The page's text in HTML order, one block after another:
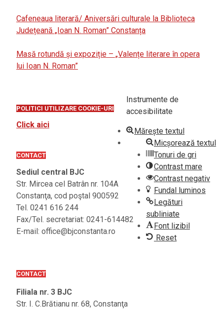
Cafeneaua literară/ Aniversări culturale la Biblioteca
Județeană „Ioan N. Roman” Constanța
Masă rotundă și expoziție – „Valențe literare în opera
lui Ioan N. Roman”
POLITICI UTILIZARE COOKIE-URI
Click aici
CONTACT
Sediul central BJC
Str. Mircea cel Batrân nr. 104A
Constanţa, cod poştal 900592
Tel. 0241 616 244
Fax/Tel. secretariat: 0241-614482
E-mail: office@bjconstanta.ro
CONTACT
Filiala nr. 3 BJC
Str. I. C.Brătianu nr. 68, Constanţa
Instrumente de
accesibilitate
Mărește textul
Micșorează textul
Tonuri de gri
Contrast mare
Contrast negativ
Fundal luminos
Legături
subliniate
Font lizibil
Reset